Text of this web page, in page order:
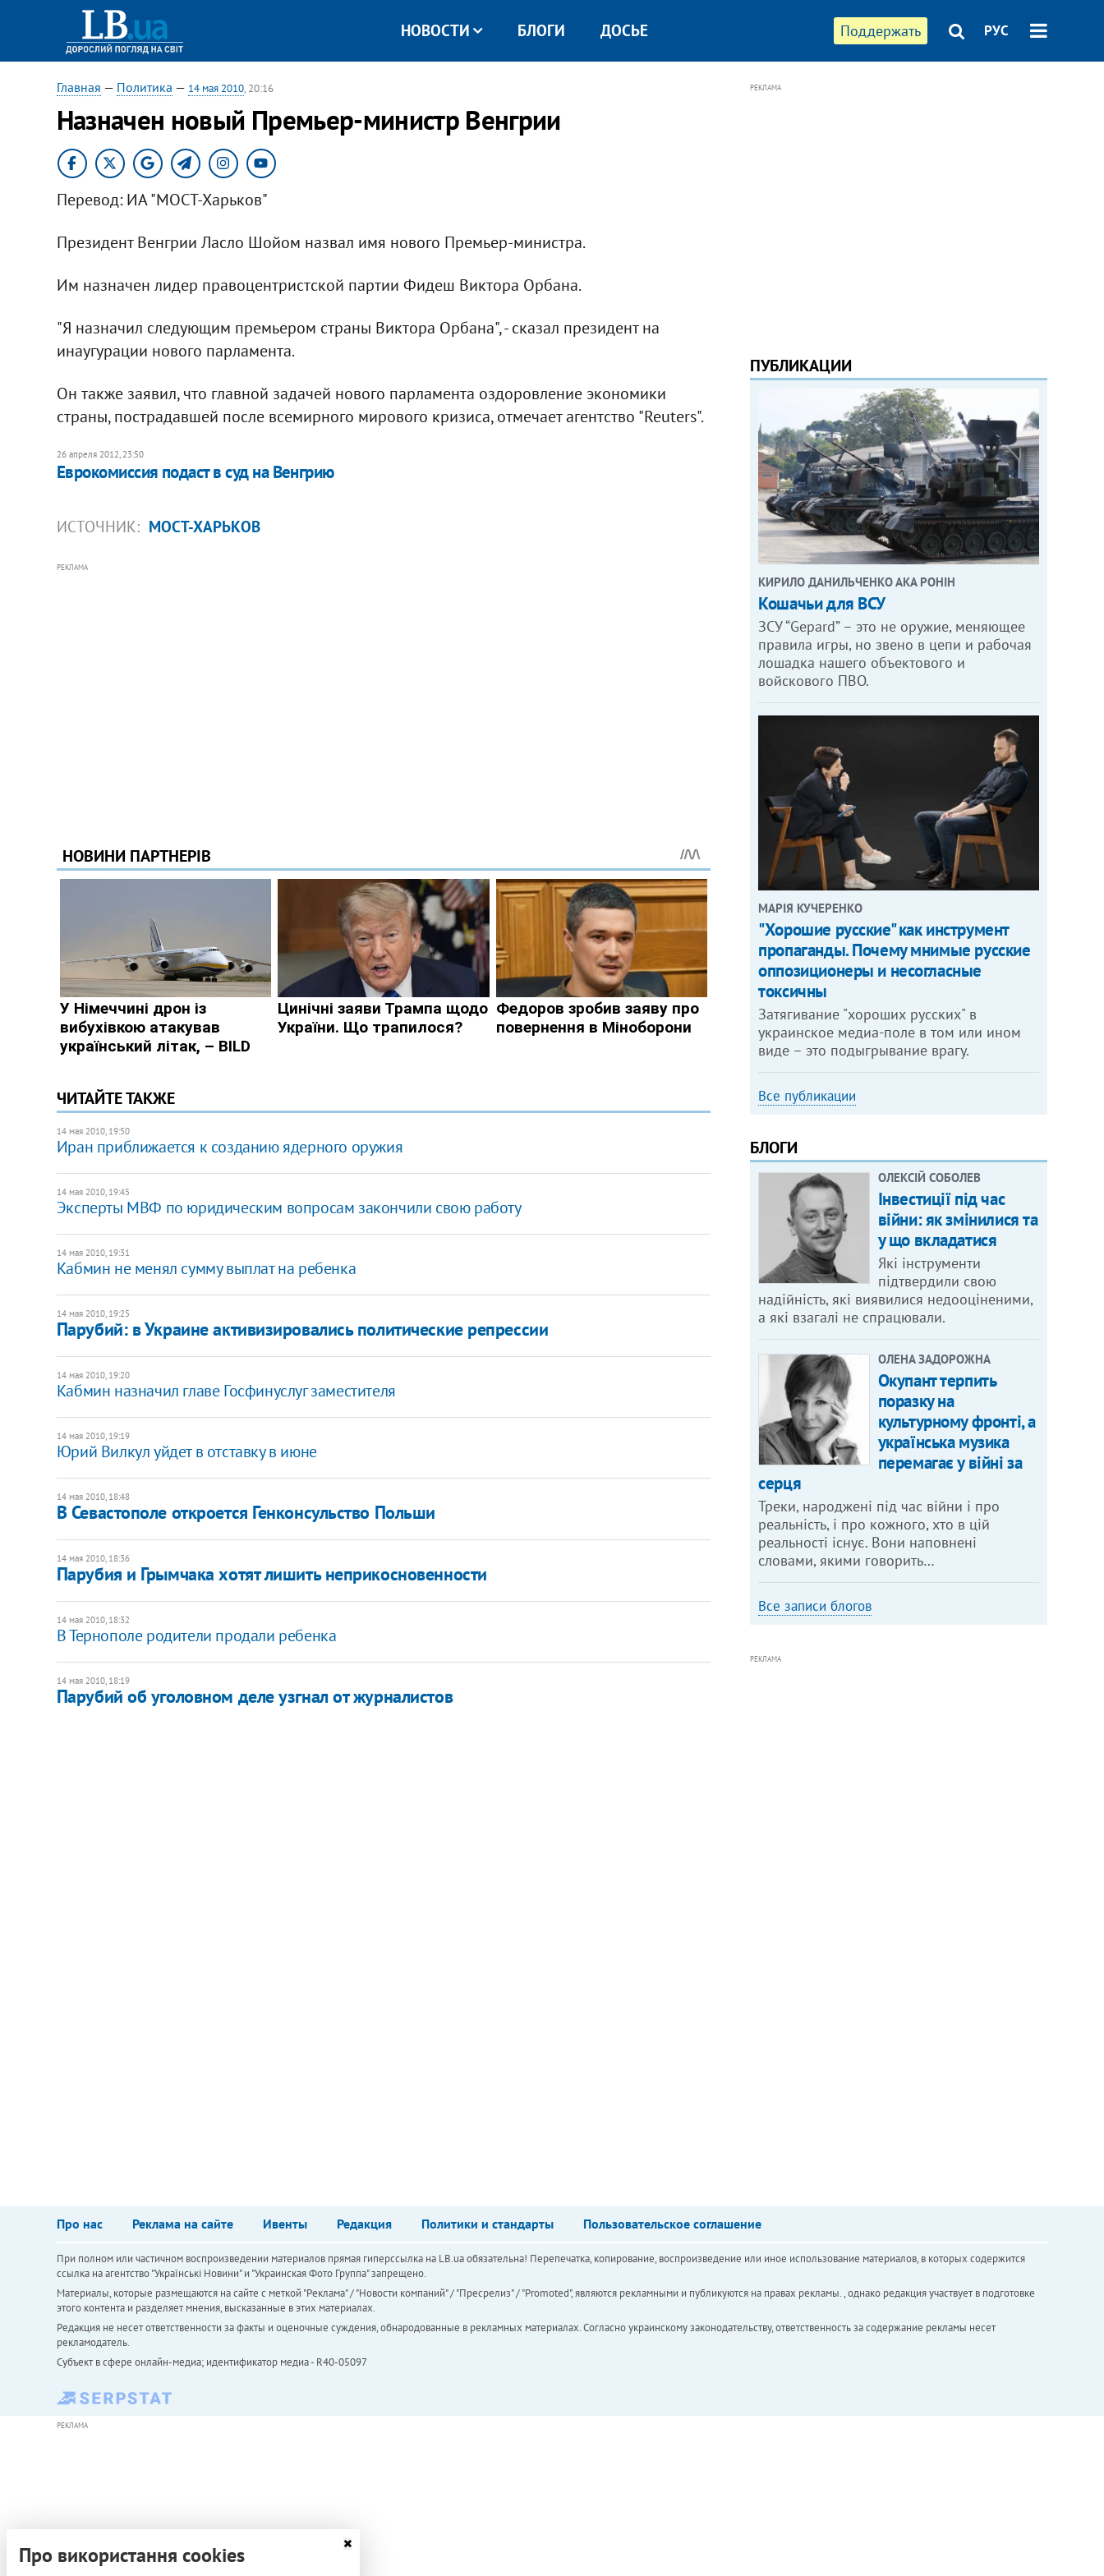
Поддержать РУС
НОВОСТИ БЛОГИ ДОСЬЕ
Главная — Политика — 14 мая 2010, 20:16
Назначен новый Премьер-министр Венгрии
Перевод: ИА "МОСТ-Харьков"
Президент Венгрии Ласло Шойом назвал имя нового Премьер-министра.
Им назначен лидер правоцентристской партии Фидеш Виктора Орбана.
"Я назначил следующим премьером страны Виктора Орбана", - сказал президент на
инаугурации нового парламента.
Он также заявил, что главной задачей нового парламента оздоровление экономики
страны, пострадавшей после всемирного мирового кризиса, отмечает агентство "Reuters".
26 апреля 2012, 23:50
Еврокомиссия подаст в суд на Венгрию
ИСТОЧНИК: МОСТ-ХАРЬКОВ
РЕКЛАМА
ЧИТАЙТЕ ТАКЖЕ
14 мая 2010, 19:50
Иран приближается к созданию ядерного оружия
14 мая 2010, 19:45
Эксперты МВФ по юридическим вопросам закончили свою работу
14 мая 2010, 19:31
Кабмин не менял сумму выплат на ребенка
14 мая 2010, 19:25
Парубий: в Украине активизировались политические репрессии
14 мая 2010, 19:20
Кабмин назначил главе Госфинуслуг заместителя
14 мая 2010, 19:19
Юрий Вилкул уйдет в отставку в июне
14 мая 2010, 18:48
В Севастополе откроется Генконсульство Польши
14 мая 2010, 18:36
Парубия и Грымчака хотят лишить неприкосновенности
14 мая 2010, 18:32
В Тернополе родители продали ребенка
14 мая 2010, 18:19
Парубий об уголовном деле узгнал от журналистов
РЕКЛАМА
ПУБЛИКАЦИИ
КИРИЛО ДАНИЛЬЧЕНКО АКА РОНІН
Кошачьи для ВСУ
ЗСУ “Gepard” – это не оружие, меняющее
правила игры, но звено в цепи и рабочая
лошадка нашего объектового и
войскового ПВО.
МАРІЯ КУЧЕРЕНКО
"Хорошие русские" как инструмент
пропаганды. Почему мнимые русские
оппозиционеры и несогласные
токсичны
Затягивание "хороших русских" в
украинское медиа-поле в том или ином
виде – это подыгрывание врагу.
Все публикации
БЛОГИ
ОЛЕКСІЙ СОБОЛЕВ
Інвестиції під час
війни: як змінилися та
у що вкладатися
Які інструменти
підтвердили свою
надійність, які виявилися недооціненими,
а які взагалі не спрацювали.
ОЛЕНА ЗАДОРОЖНА
Окупант терпить
поразку на
культурному фронті, а
українська музика
перемагає у війні за
серця
Треки, народжені під час війни і про
реальність, і про кожного, хто в цій
реальності існує. Вони наповнені
словами, якими говорить…
Все записи блогов
РЕКЛАМА
Про нас Реклама на сайте Ивенты Редакция Политики и стандарты Пользовательское соглашение
При полном или частичном воспроизведении материалов прямая гиперссылка на LB.ua обязательна! Перепечатка, копирование, воспроизведение или иное использование материалов, в которых содержится
ссылка на агентство "Українськi Новини" и "Украинская Фото Группа" запрещено.
Материалы, которые размещаются на сайте с меткой "Реклама" / "Новости компаний" / "Пресрелиз" / "Promoted", являются рекламными и публикуются на правах рекламы. , однако редакция участвует в подготовке
этого контента и разделяет мнения, высказанные в этих материалах.
Редакция не несет ответственности за факты и оценочные суждения, обнародованные в рекламных материалах. Согласно украинскому законодательству, ответственность за содержание рекламы несет
рекламодатель.
Субъект в сфере онлайн-медиа; идентификатор медиа - R40-05097
РЕКЛАМА
Про використання cookies